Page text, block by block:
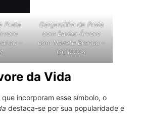
Prata
–
Gargantilha de Prata
com Banho Árvore
com Navete Branco –
GG19994
da Vida
incorporam esse símbolo, o
destaca-se por sua popularidade e